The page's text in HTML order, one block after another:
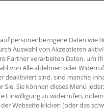
aus Schleswig-
– und jetzt ein MVZ
um dem
sobald Sie sich
personenbezogene Daten wie
Auswahl von Akzeptieren
Partner verarbeiten Daten, um
von Alle ablehnen oder
deaktiviert sind, sind manche
Sie können dieses Menü
Einwilligung zu widerrufen, indem
Webseite klicken [oder das